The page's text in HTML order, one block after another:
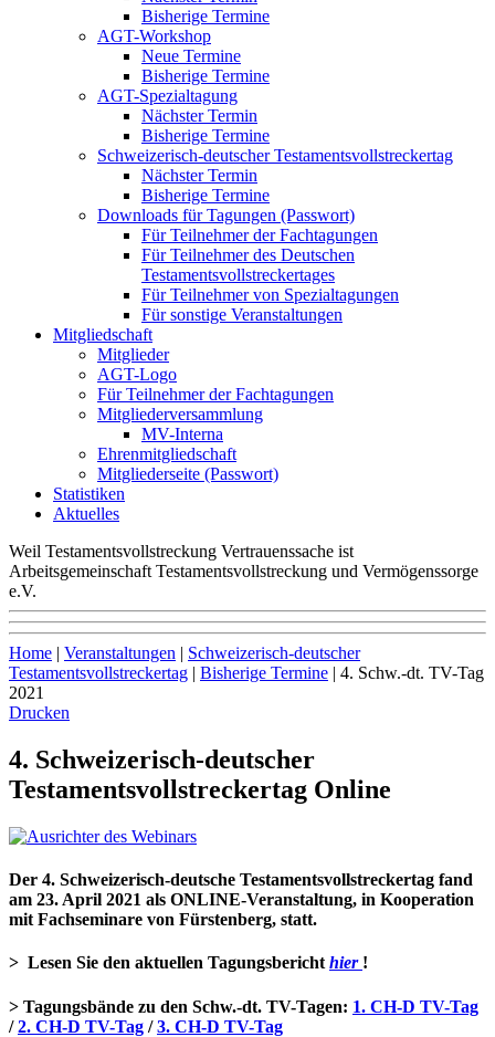
Bisherige Termine
AGT-Workshop
Neue Termine
Bisherige Termine
AGT-Spezialtagung
Nächster Termin
Bisherige Termine
Schweizerisch-deutscher Testamentsvollstreckertag
Nächster Termin
Bisherige Termine
Downloads für Tagungen (Passwort)
Für Teilnehmer der Fachtagungen
Für Teilnehmer des Deutschen
Testamentsvollstreckertages
Für Teilnehmer von Spezialtagungen
Für sonstige Veranstaltungen
Mitgliedschaft
Mitglieder
AGT-Logo
Für Teilnehmer der Fachtagungen
Mitgliederversammlung
MV-Interna
Ehrenmitgliedschaft
Mitgliederseite (Passwort)
Statistiken
Aktuelles
Weil Testamentsvollstreckung Vertrauenssache ist
Arbeitsgemeinschaft Testamentsvollstreckung und Vermögenssorge
e.V.
Home | Veranstaltungen | Schweizerisch-deutscher
Testamentsvollstreckertag | Bisherige Termine | 4. Schw.-dt. TV-Tag
2021
Drucken
4. Schweizerisch-deutscher
Testamentsvollstreckertag Online
Der 4. Schweizerisch-deutsche Testamentsvollstreckertag fand
am 23. April 2021 als ONLINE-Veranstaltung, in Kooperation
mit Fachseminare von Fürstenberg, statt.
> Lesen Sie den aktuellen Tagungsbericht hier !
> Tagungsbände zu den Schw.-dt. TV-Tagen: 1. CH-D TV-Tag
/2. CH-D TV-Tag /3. CH-D TV-Tag